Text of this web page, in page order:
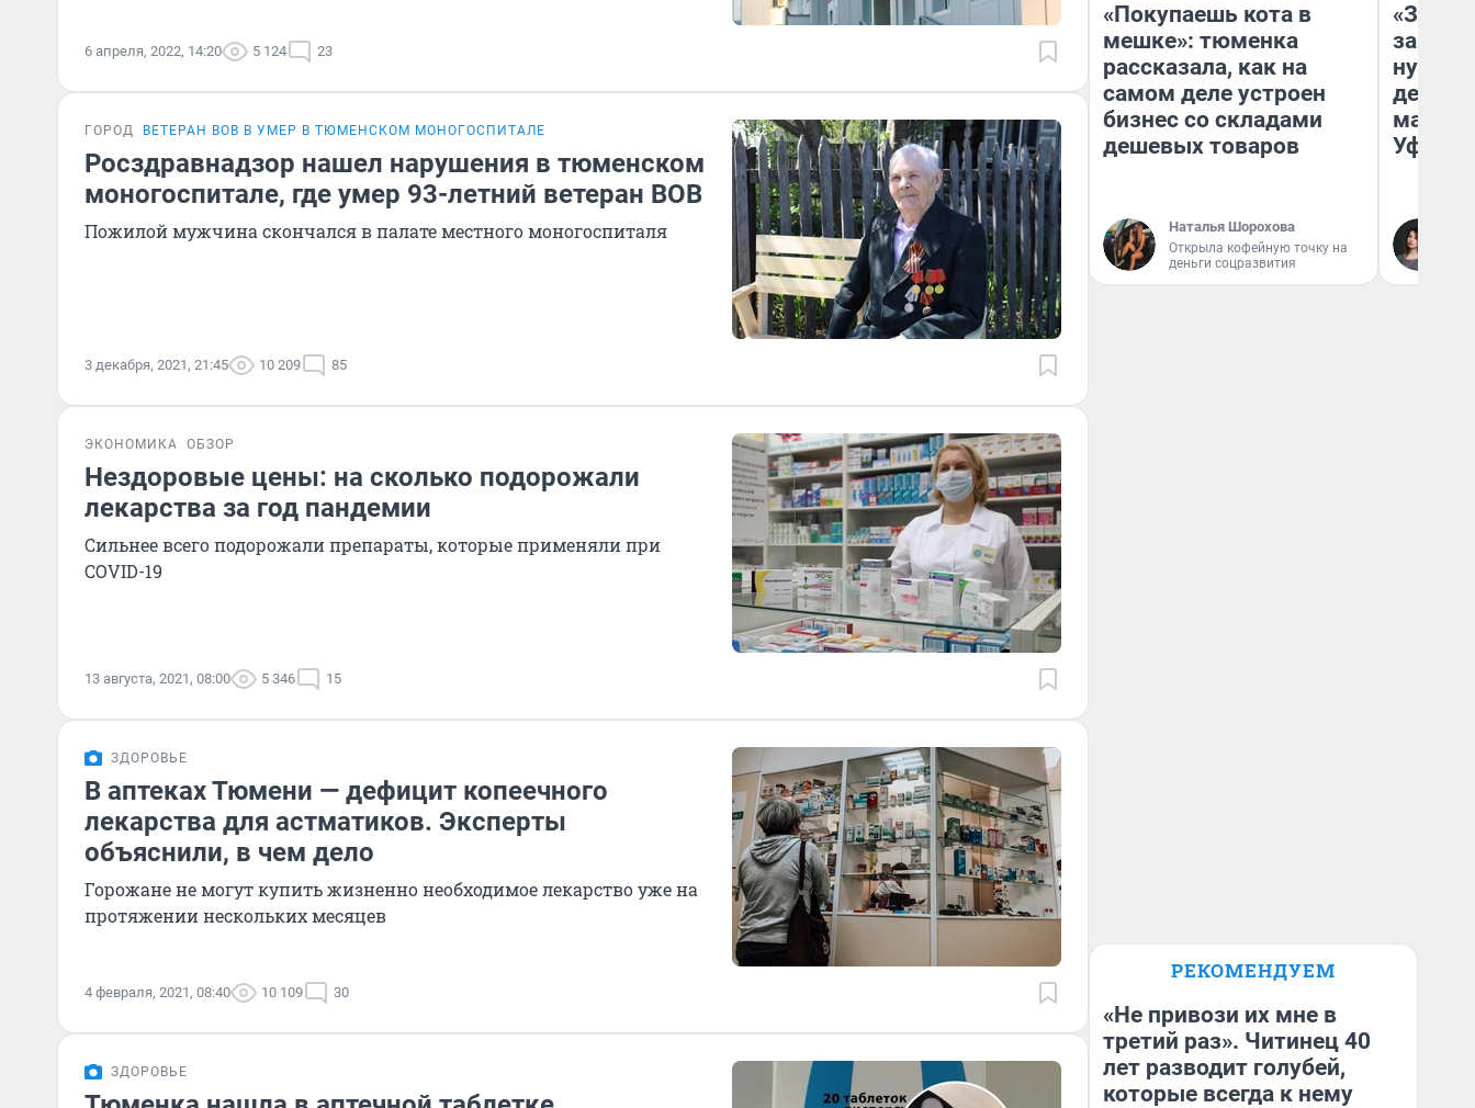
6 апреля, 2022, 14:20 5 124 23
ГОРОД ВЕТЕРАН ВОВ В УМЕР В ТЮМЕНСКОМ МОНОГОСПИТАЛЕ
Росздравнадзор нашел нарушения в тюменском
моногоспитале, где умер 93-летний ветеран ВОВ
Пожилой мужчина скончался в палате местного моногоспиталя
3 декабря, 2021, 21:45 10 209 85
ЭКОНОМИКА ОБЗОР
Нездоровые цены: на сколько подорожали
лекарства за год пандемии
Сильнее всего подорожали препараты, которые применяли при
COVID-19
13 августа, 2021, 08:00 5 346 15
ЗДОРОВЬЕ
В аптеках Тюмени — дефицит копеечного
лекарства для астматиков. Эксперты
объяснили, в чем дело
Горожане не могут купить жизненно необходимое лекарство уже на
протяжении нескольких месяцев
4 февраля, 2021, 08:40 10 109 30
ЗДОРОВЬЕ
«Покупаешь кота в
мешке»: тюменка
рассказала, как на
самом деле устроен
бизнес со складами
дешевых товаров
Наталья Шорохова
Открыла кофейную точку на
деньги соцразвития
дела с
Уфа
РЕКОМЕНДУЕМ
«Не привози их мне в
третий раз». Читинец 40
лет разводит голубей,
которые всегда к нему